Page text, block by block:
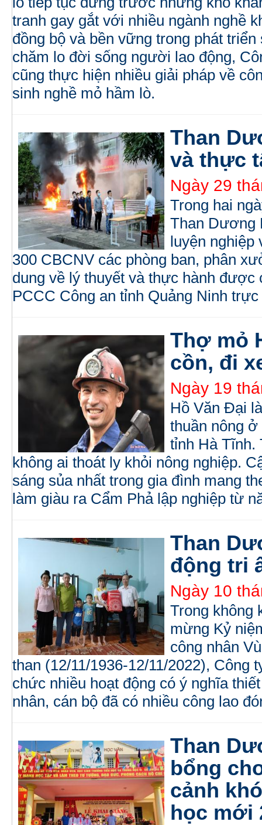
tranh gay gắt với nhiều ngành nghề
đồng bộ và bền vững trong phát
chăm lo đời sống người lao động,
cũng thực hiện nhiều giải pháp về
sinh nghề mỏ hầm lò.
Than
và thực
Ngày 29
Trong hai
Than Dương
luyện nghiệp
300 CBCNV các phòng ban, phân
dung về lý thuyết và thực hành được
PCCC Công an tỉnh Quảng Ninh
Thợ mỏ
cồn, đi
Ngày 19
Hồ Văn Đại
thuần nông
tỉnh Hà Tĩnh.
không ai thoát ly khỏi nông nghiệp.
sáng sủa nhất trong gia đình mang
làm giàu ra Cẩm Phả lập nghiệp từ
Than
động tri
Ngày 10
Trong không
mừng Kỷ
công nhân
than (12/11/1936-12/11/2022), Công
chức nhiều hoạt động có ý nghĩa
nhân, cán bộ đã có nhiều công lao
Than
bổng
cảnh
học mới